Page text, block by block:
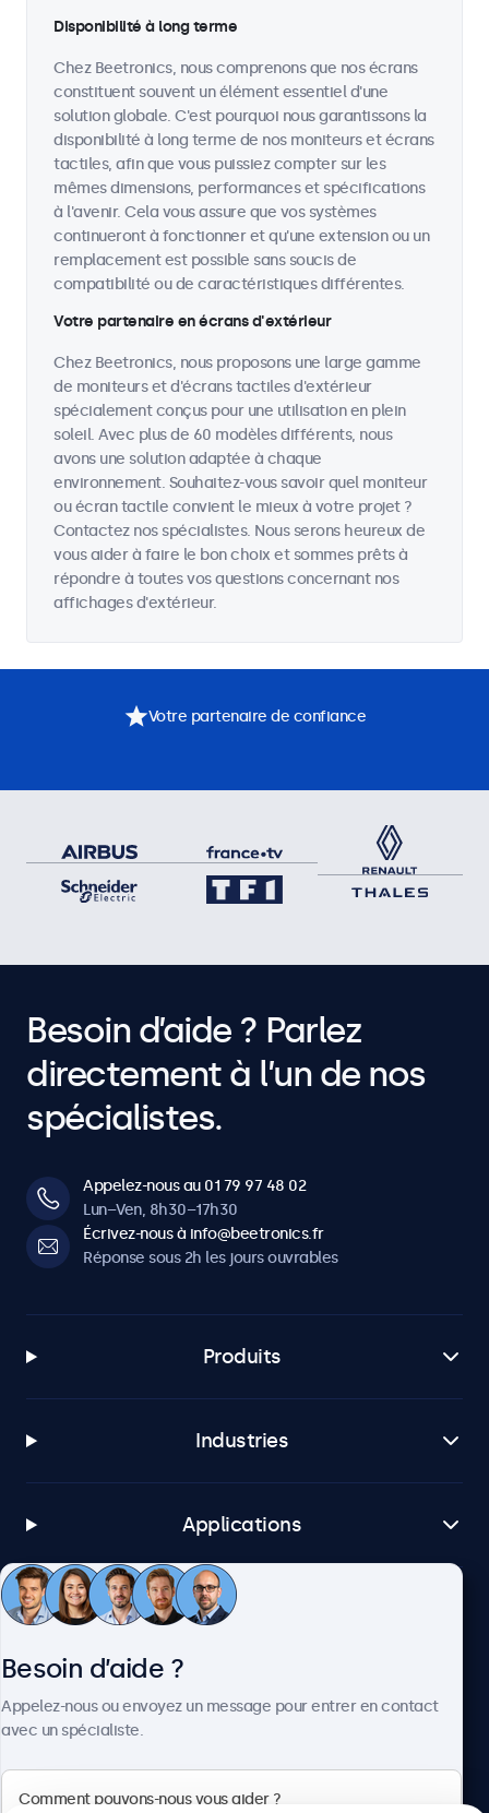
Disponibilité à long terme
Chez Beetronics, nous comprenons que nos écrans
constituent souvent un élément essentiel d'une
solution globale. C'est pourquoi nous garantissons la
disponibilité à long terme de nos moniteurs et écrans
tactiles, afin que vous puissiez compter sur les
mêmes dimensions, performances et spécifications
à l'avenir. Cela vous assure que vos systèmes
continueront à fonctionner et qu'une extension ou un
remplacement est possible sans soucis de
compatibilité ou de caractéristiques différentes.
Votre partenaire en écrans d'extérieur
Chez Beetronics, nous proposons une large gamme
de moniteurs et d'écrans tactiles d'extérieur
spécialement conçus pour une utilisation en plein
soleil. Avec plus de 60 modèles différents, nous
avons une solution adaptée à chaque
environnement. Souhaitez-vous savoir quel moniteur
ou écran tactile convient le mieux à votre projet ?
Contactez nos spécialistes. Nous serons heureux de
vous aider à faire le bon choix et sommes prêts à
répondre à toutes vos questions concernant nos
affichages d'extérieur.
Votre partenaire de confiance
Besoin d’aide ? Parlez
directement à l’un de nos
spécialistes.
Appelez-nous au 01 79 97 48 02
Lun–Ven, 8h30–17h30
Écrivez-nous à info@beetronics.fr
Réponse sous 2h les jours ouvrables
Produits
Industries
Applications
Service client
Besoin d’aide ?
Appelez-nous ou envoyez un message pour entrer en contact
avec un spécialiste.